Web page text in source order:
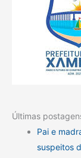
Últimas
Pai e
suspeitos